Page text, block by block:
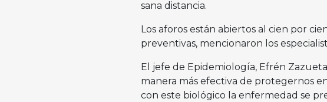
sana distancia.
Los aforos están abiertos al cien por
preventivas, mencionaron los
El jefe de Epidemiología, Efrén
manera más efectiva de protegernos
con este biológico la enfermedad se